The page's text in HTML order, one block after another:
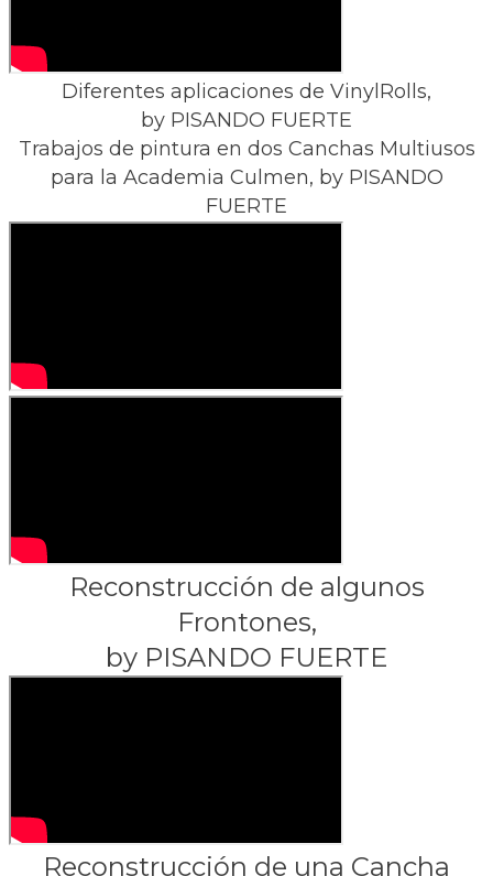
Diferentes aplicaciones de VinylRolls,
​by PISANDO FUERTE
Trabajos de pintura en dos Canchas Multiusos
para la Academia Culmen, by PISANDO
FUERTE
Reconstrucción de algunos
Frontones,
​by PISANDO FUERTE
Reconstrucción de una Cancha